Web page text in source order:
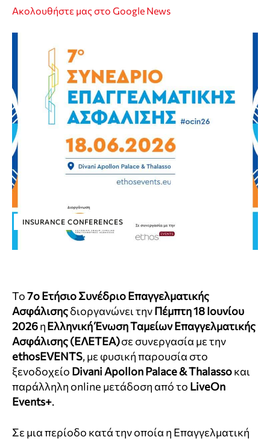
Ακολουθήστε μας στο Google News
INSURANCE CONFERENCES
Το7o Ετήσιο Συνέδριο Επαγγελματικής
Ασφάλισηςδιοργανώνει τηνΠέμπτη 18 Ιουνίου
2026ηΕλληνική Ένωση Ταμείων Επαγγελματικής
Ασφάλισης (ΕΛΕΤΕΑ)σε συνεργασία με την
ethosEVENTS, με φυσική παρουσία στο
ξενοδοχείο Divani Apollon Palace & Thalassoκαι
παράλληλη online μετάδοση από το LiveOn
Events+.
Σε μια περίοδο κατά την οποία η Επαγγελματική